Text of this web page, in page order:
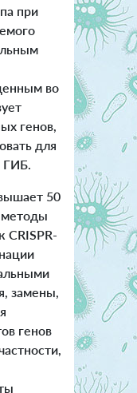
при
во
генов,
для
ГИБ.
50
методы
CRISPR-
замены,
генов